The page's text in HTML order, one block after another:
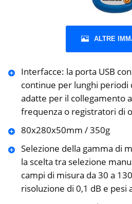
ALTRE
Interfacce: la porta USB
continue per lunghi periodi
adatte per il collegamento
frequenza o registratori di
80x280x50mm / 350g
Selezione della gamma di
la scelta tra selezione
campi di misura da 30 a
risoluzione di 0,1 dB e pesi